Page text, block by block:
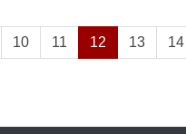
10 11 12 13 14